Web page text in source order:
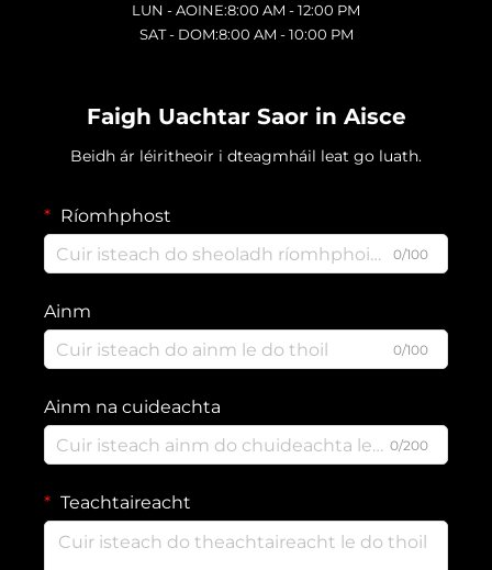
LUN - AOINE:8:00 AM - 12:00 PM
SAT - DOM:8:00 AM - 10:00 PM
Faigh Uachtar Saor in Aisce
Beidh ár léiritheoir i dteagmháil leat go luath.
Ríomhphost
0/100
Ainm
0/100
Ainm na cuideachta
0/200
Teachtaireacht